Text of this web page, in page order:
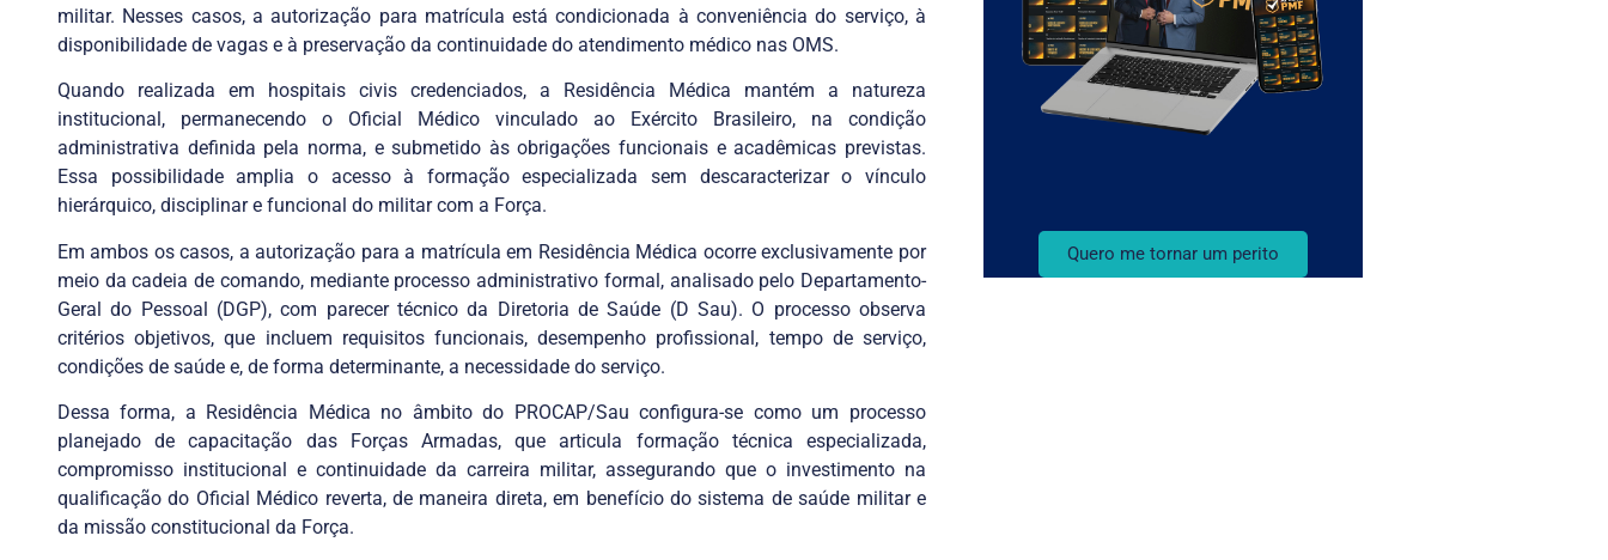
militar. Nesses casos, a autorização para matrícula está condicionada à conveniência do serviço, à
disponibilidade de vagas e à preservação da continuidade do atendimento médico nas OMS.
Quando realizada em hospitais civis credenciados, a Residência Médica mantém a natureza
institucional, permanecendo o Oficial Médico vinculado ao Exército Brasileiro, na condição
administrativa definida pela norma, e submetido às obrigações funcionais e acadêmicas previstas.
Essa possibilidade amplia o acesso à formação especializada sem descaracterizar o vínculo
hierárquico, disciplinar e funcional do militar com a Força.
Em ambos os casos, a autorização para a matrícula em Residência Médica ocorre exclusivamente por
meio da cadeia de comando, mediante processo administrativo formal, analisado pelo Departamento-
Geral do Pessoal (DGP), com parecer técnico da Diretoria de Saúde (D Sau). O processo observa
critérios objetivos, que incluem requisitos funcionais, desempenho profissional, tempo de serviço,
condições de saúde e, de forma determinante, a necessidade do serviço.
Dessa forma, a Residência Médica no âmbito do PROCAP/Sau configura-se como um processo
planejado de capacitação das Forças Armadas, que articula formação técnica especializada,
compromisso institucional e continuidade da carreira militar, assegurando que o investimento na
qualificação do Oficial Médico reverta, de maneira direta, em benefício do sistema de saúde militar e
da missão constitucional da Força.
Quero me tornar um perito